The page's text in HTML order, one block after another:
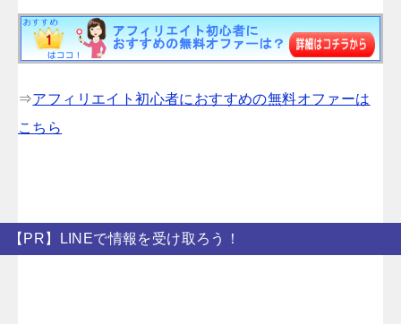
⇒アフィリエイト初心者におすすめの無料オファーは
こちら
【PR】LINEで情報を受け取ろう！